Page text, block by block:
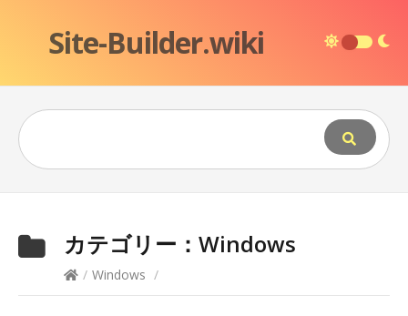
Site-Builder.wiki
カテゴリー： Windows
/ Windows /